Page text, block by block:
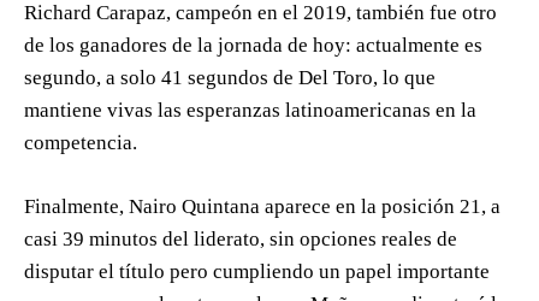
Richard Carapaz, campeón en el 2019, también fue otro
de los ganadores de la jornada de hoy: actualmente es
segundo, a solo 41 segundos de Del Toro, lo que
mantiene vivas las esperanzas latinoamericanas en la
competencia.
Finalmente, Nairo Quintana aparece en la posición 21, a
casi 39 minutos del liderato, sin opciones reales de
disputar el título pero cumpliendo un papel importante